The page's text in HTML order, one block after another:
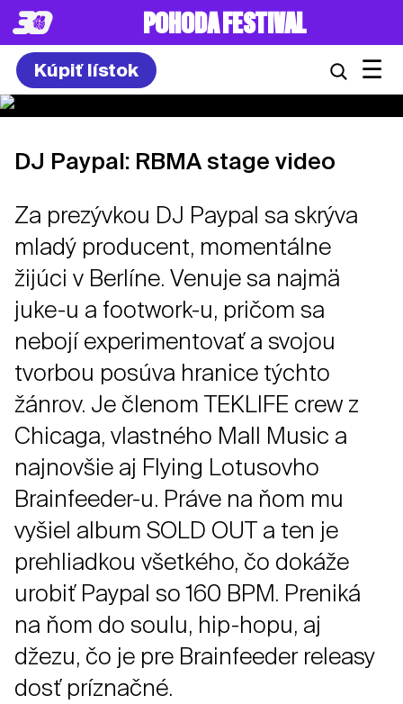
POHODA FESTIVAL
Kúpiť lístok ☰
DJ Paypal: RBMA stage video
Za prezývkou DJ Paypal sa skrýva
mladý producent, momentálne
žijúci v Berlíne. Venuje sa najmä
juke-u a footwork-u, pričom sa
nebojí experimentovať a svojou
tvorbou posúva hranice týchto
žánrov. Je členom TEKLIFE crew z
Chicaga, vlastného Mall Music a
najnovšie aj Flying Lotusovho
Brainfeeder-u. Práve na ňom mu
vyšiel album SOLD OUT a ten je
prehliadkou všetkého, čo dokáže
urobiť Paypal so 160 BPM. Preniká
na ňom do soulu, hip-hopu, aj
džezu, čo je pre Brainfeeder releasy
dosť príznačné.